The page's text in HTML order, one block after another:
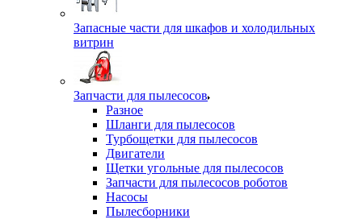
Запасные части для шкафов и холодильных
витрин
Запчасти для пылесосов
Разное
Шланги для пылесосов
Турбощетки для пылесосов
Двигатели
Щетки угольные для пылесосов
Запчасти для пылесосов роботов
Насосы
Пылесборники